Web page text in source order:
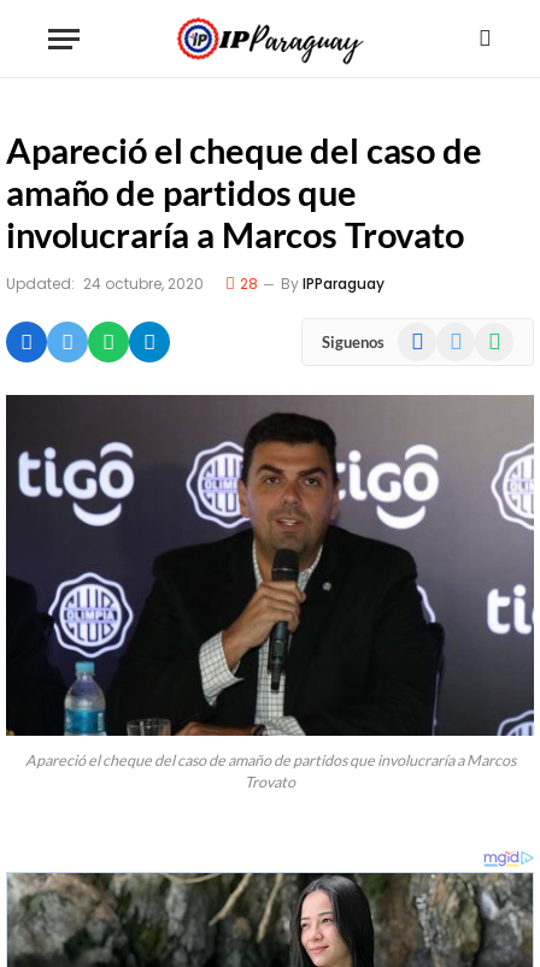
Apareció el cheque del caso de
amaño de partidos que
involucraría a Marcos Trovato
Updated: 24 octubre, 2020 28 ByIPParaguay
Siguenos Facebook
Apareció el cheque del caso de amaño de partidos que involucraría a Marcos
Trovato